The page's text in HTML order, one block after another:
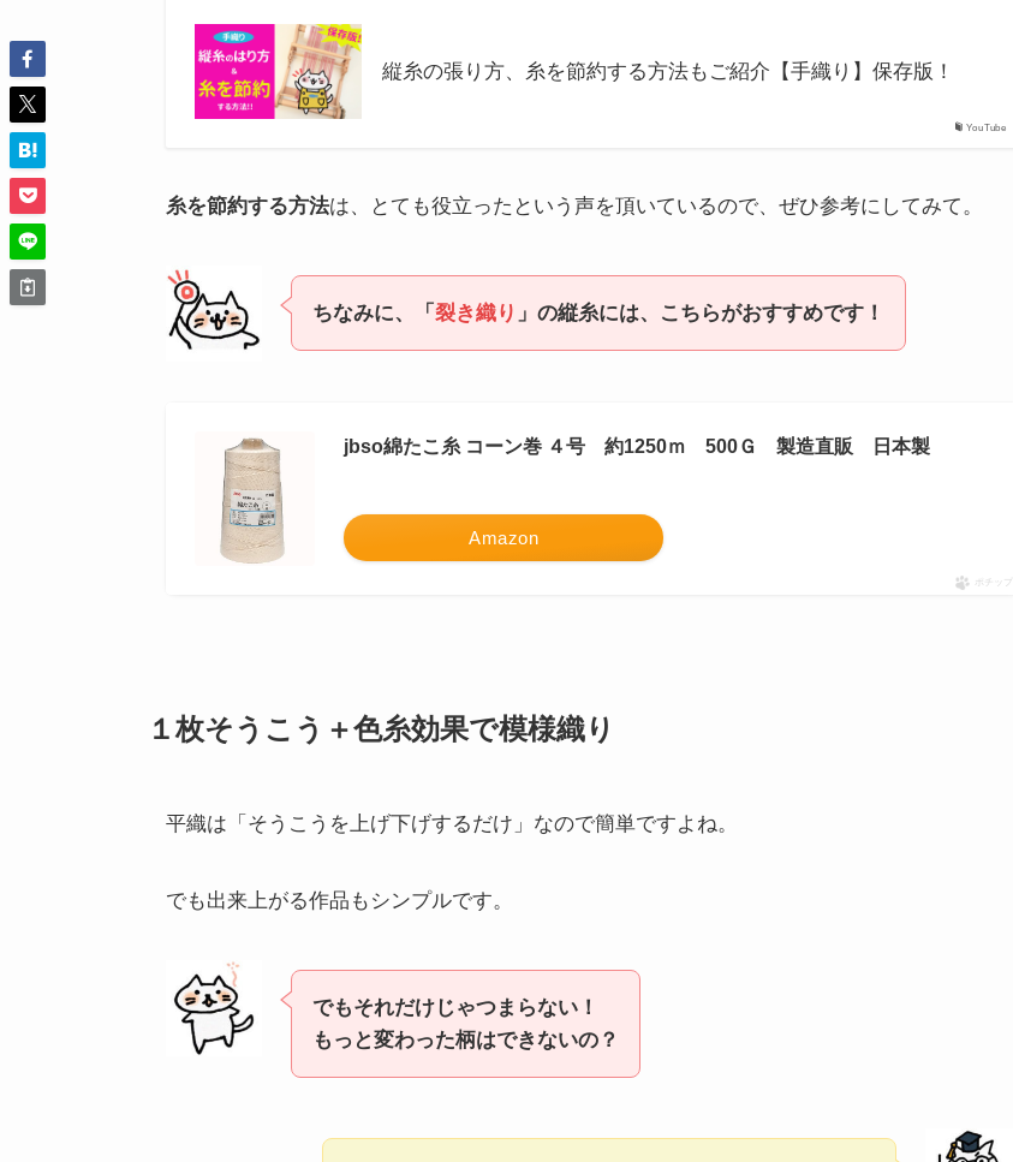
YouTube
縦糸の張り方、糸を節約する方法もご紹介【手織り】保存版！
糸を節約する方法は、とても役立ったという声を頂いているので、ぜひ参考にしてみて。
ちなみに、「 裂き織り 」の縦糸には、こちらがおすすめです！
jbso綿たこ糸 コーン巻 ４号 約1250ｍ 500Ｇ 製造直販 日本製
Amazon
ポチップ
１枚そうこう＋色糸効果で模様織り
平織は「そうこうを上げ下げするだけ」なので簡単ですよね。
でも出来上がる作品もシンプルです。
でもそれだけじゃつまらない！
もっと変わった柄はできないの？